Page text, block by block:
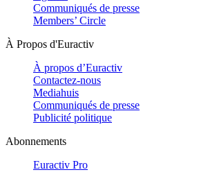
Communiqués de presse
Members’ Circle
À Propos d'Euractiv
À propos d’Euractiv
Contactez-nous
Mediahuis
Communiqués de presse
Publicité politique
Abonnements
Euractiv Pro